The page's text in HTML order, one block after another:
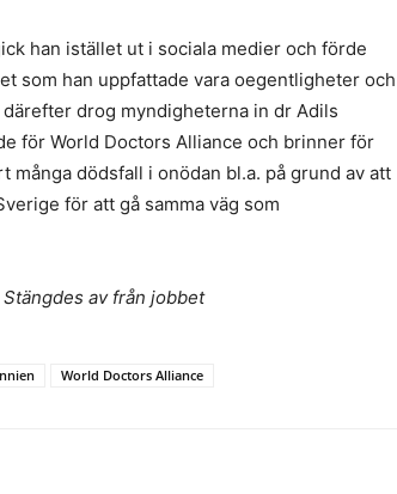
han istället ut i sociala medier och förde
som han uppfattade vara oegentligheter och
därefter drog myndigheterna in dr Adils
för World Doctors Alliance och brinner för
dödsfall i onödan bl.a. på grund av att
för att gå samma väg som
av från jobbet
World Doctors Alliance